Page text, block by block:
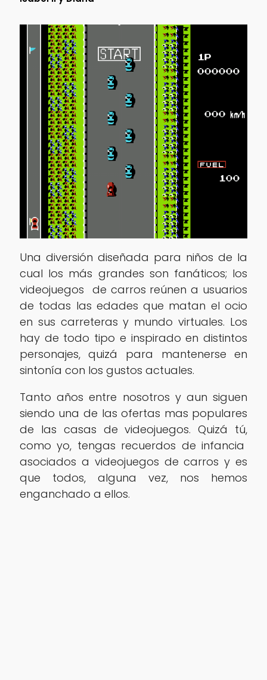
Una diversión diseñada para niños de la
cual los más grandes son fanáticos; los
videojuegos de carros reúnen a usuarios
de todas las edades que matan el ocio
en sus carreteras y mundo virtuales. Los
hay de todo tipo e inspirado en distintos
personajes, quizá para mantenerse en
sintonía con los gustos actuales.
Tanto años entre nosotros y aun siguen
siendo una de las ofertas mas populares
de las casas de videojuegos. Quizá tú,
como yo, tengas recuerdos de infancia
asociados a videojuegos de carros y es
que todos, alguna vez, nos hemos
enganchado a ellos.